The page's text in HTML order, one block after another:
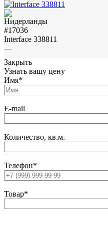
#17036
Interface 338811
—
Закрыть
Узнать вашу цену
Имя*
E-mail
Количество, кв.м.
Телефон*
Товар*